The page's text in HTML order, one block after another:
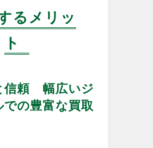
るメリッ
ト
信頼 幅広いジ
での豊富な買取